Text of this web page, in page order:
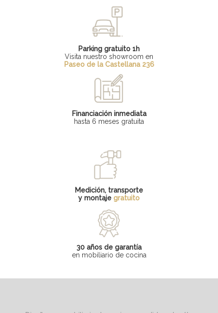
Parking gratuito 1h
Visita nuestro showroom en
Paseo de la Castellana 236
Financiación inmediata
hasta 6 meses gratuita
Medición, transporte
y montaje gratuito
30 años de garantía
en mobiliario de cocina